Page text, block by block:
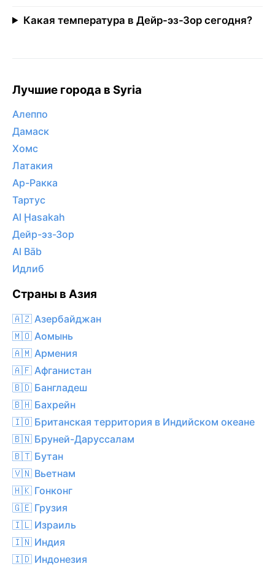
Какая температура в Дейр-эз-Зор сегодня?
Лучшие города в Syria
Алеппо
Дамаск
Хомс
Латакия
Ар-Ракка
Тартус
Al Ḩasakah
Дейр-эз-Зор
Al Bāb
Идлиб
Страны в Азия
🇦🇿 Азербайджан
🇲🇴 Аомынь
🇦🇲 Армения
🇦🇫 Афганистан
🇧🇩 Бангладеш
🇧🇭 Бахрейн
🇮🇴 Британская территория в Индийском океане
🇧🇳 Бруней-Даруссалам
🇧🇹 Бутан
🇻🇳 Вьетнам
🇭🇰 Гонконг
🇬🇪 Грузия
🇮🇱 Израиль
🇮🇳 Индия
🇮🇩 Индонезия